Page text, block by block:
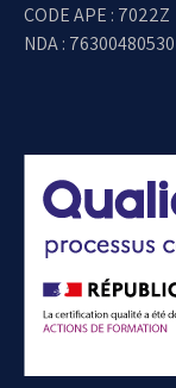
CODE APE : 7022Z
NDA : 76300480530